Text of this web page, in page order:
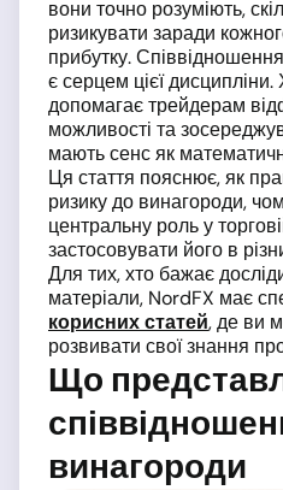
вони точно розуміють,
ризикувати заради
прибутку.
є серцем цієї
допомагає трейдерам
можливості та
мають сенс як
Ця стаття пояснює, як
ризику до винагороди,
центральну роль у
застосовувати його в
Для тих, хто бажає
матеріали, NordFX має
корисних статей, де ви
розвивати свої знання
Що
винагороди